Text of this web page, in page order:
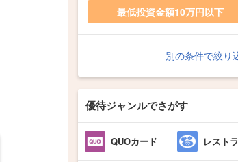
最低投資金額10万円以下
別の条件で絞り
優待ジャンルでさがす
QUOカード レスト